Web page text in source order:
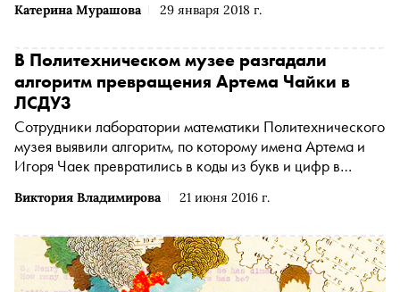
Катерина Мурашова 29 января 2018 г.
Виктория Владимирова 21 июня 2016 г.
В Политехническом музее разгадали
алгоритм превращения Артема Чайки в
ЛСДУ3
Сотрудники лаборатории математики Политехнического
музея выявили алгоритм, по которому имена Артема и
Игоря Чаек превратились в коды из букв и цифр в